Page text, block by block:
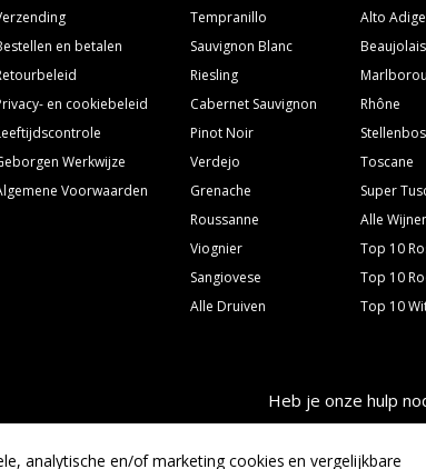
en betalen
en cookiebeleid
Werkwijze
Voorwaarden
Tempranillo
Sauvignon Blanc
Riesling
Cabernet Sauvignon
Pinot Noir
Verdejo
Grenache
Roussanne
Viognier
Sangiovese
Alle Druiven
Alto Adige
Beaujolais
Rhône
Toscane
Super
Alle
Top 10
Top 10
Top 10
Heb je onze hulp
analytische en/of marketing cookies en vergelijkbare